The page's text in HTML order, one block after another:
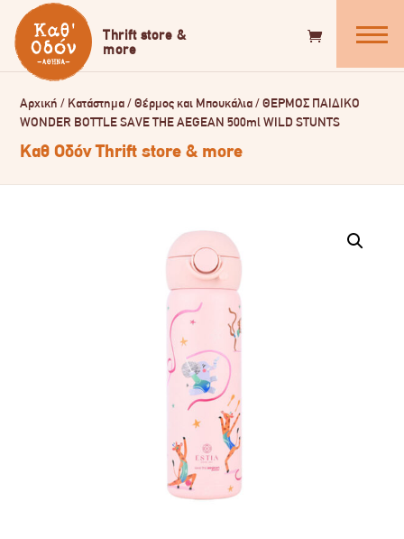
Αρχική / Κατάστημα/Θέρμος και Μπουκάλια/ΘΕΡΜΟΣ ΠΑΙΔΙΚΟ
WONDER BOTTLE SAVE THE AEGEAN 500ml WILD STUNTS
Καθ Οδόν Thrift store & more